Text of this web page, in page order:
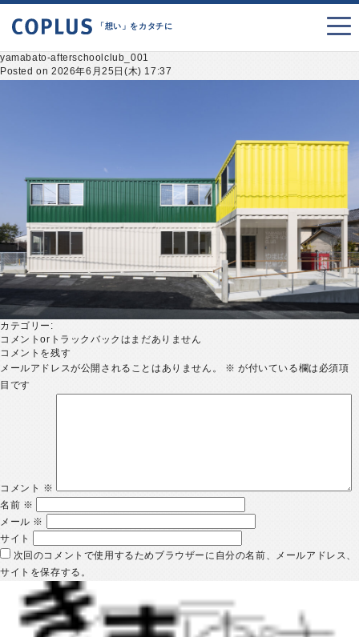
「想い」をカタチに
yamabato-afterschoolclub_001
Posted on 2026年6月25日(木) 17:37
カテゴリー:
コメントorトラックバックはまだありません
コメントを残す
メールアドレスが公開されることはありません。
※ が付いている欄は必須項
目です
コメント ※
名前 ※
メール ※
サイト
次回のコメントで使用するためブラウザーに自分の名前、メールアドレス、
サイトを保存する。